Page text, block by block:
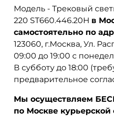
Модель - Трековый
220 ST660.446.20H в
самостоятельно по
123060, г.Москва, Ул.
09:00 до 19:00 с
В субботу до 18:00
предварительное
Мы осуществляем
по Москве